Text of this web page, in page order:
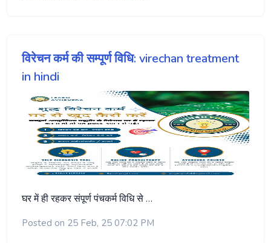
विरेचन कर्म की सम्पूर्ण विधि: virechan treatment
in hindi
घर में ही रहकर संपूर्ण पंचकर्म विधि से …
Posted on 25 Feb, 25 07:02 PM